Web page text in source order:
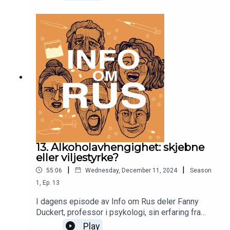
energi og eufori, men også alvorlige bivirkninger
som angst, søvnløshet og fysiske
helseproblemer. Jørgen belyser også de
langsiktige konsekvensene av bruk, som
psykiske utfordringer, avhengighet og behovet for
behandling.
13. Alkoholavhengighet: skjebne
eller viljestyrke?
55:06 | Wednesday, December 11, 2024 |
Season
1
Ep. 13
I dagens episode av Info om Rus deler Fanny
Duckert, professor i psykologi, sin erfaring fra
behandling av alkoholavhengighet. Gjennom et
Play